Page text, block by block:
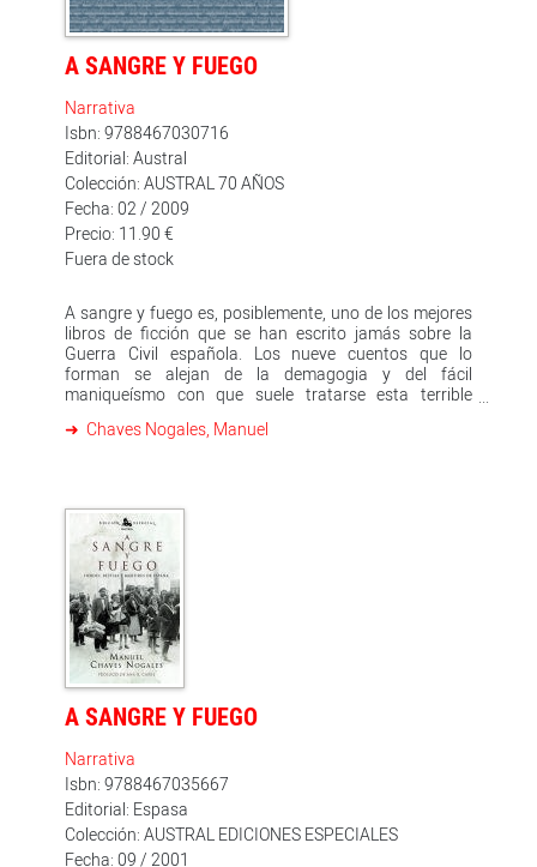
A SANGRE Y FUEGO
Narrativa
Isbn: 9788467030716
Editorial: Austral
Colección: AUSTRAL 70 AÑOS
Fecha: 02 / 2009
Precio: 11.90 €
Fuera de stock
A sangre y fuego es, posiblemente, uno de los mejores
libros de ficción que se han escrito jamás sobre la
Guerra Civil española. Los nueve cuentos que lo
forman se alejan de la demagogia y del fácil
maniqueísmo con que suele tratarse esta terrible
Chaves Nogales, Manuel
A SANGRE Y FUEGO
Narrativa
Isbn: 9788467035667
Editorial: Espasa
Colección: AUSTRAL EDICIONES ESPECIALES
Fecha: 09 / 2001